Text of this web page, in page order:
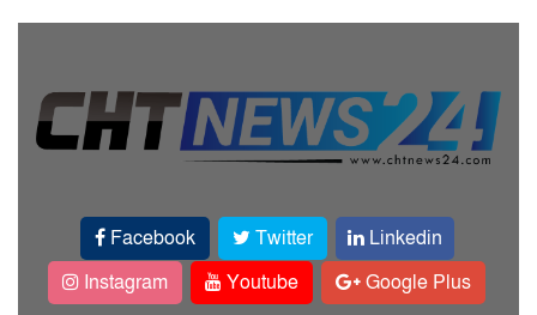
Facebook Twitter
Linkedin
Instagram
Youtube Google Plus